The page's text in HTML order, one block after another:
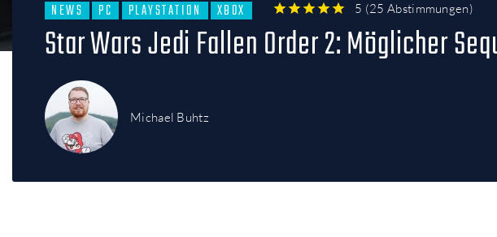
NEWS PC PLAYSTATION XBOX 5 (25 Abstimmungen)
Star Wars Jedi Fallen Order 2: Möglicher
Michael Buhtz